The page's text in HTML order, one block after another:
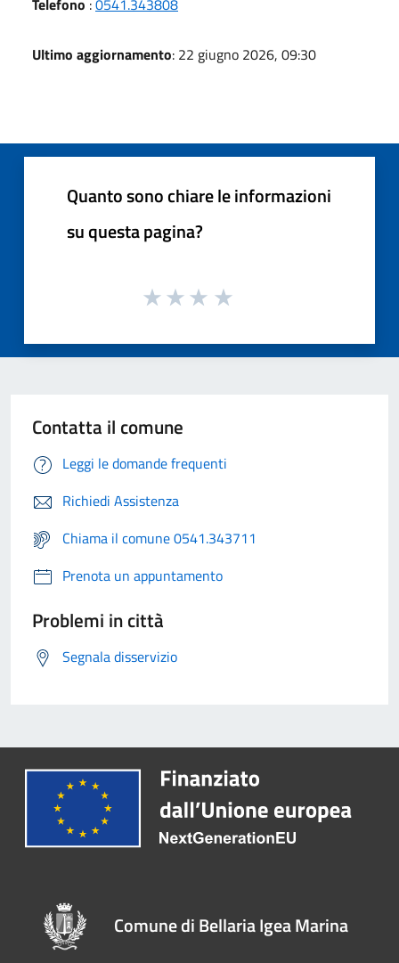
Ultimo aggiornamento: 22 giugno 2026, 09:30
Quanto sono chiare le informazioni
su questa pagina?
Contatta il comune
Leggi le domande frequenti
Richiedi Assistenza
Chiama il comune 0541.343711
Prenota un appuntamento
Problemi in città
Segnala disservizio
Comune di Bellaria Igea Marina